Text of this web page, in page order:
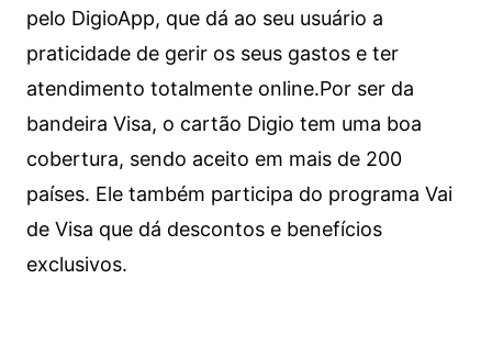
pelo DigioApp, que dá ao seu usuário a
praticidade de gerir os seus gastos e ter
atendimento totalmente online.Por ser da
bandeira Visa, o cartão Digio tem uma boa
cobertura, sendo aceito em mais de 200
países. Ele também participa do programa Vai
de Visa que dá descontos e benefícios
exclusivos.